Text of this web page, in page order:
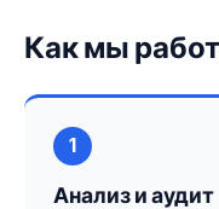
Как мы
1
Анализ и аудит